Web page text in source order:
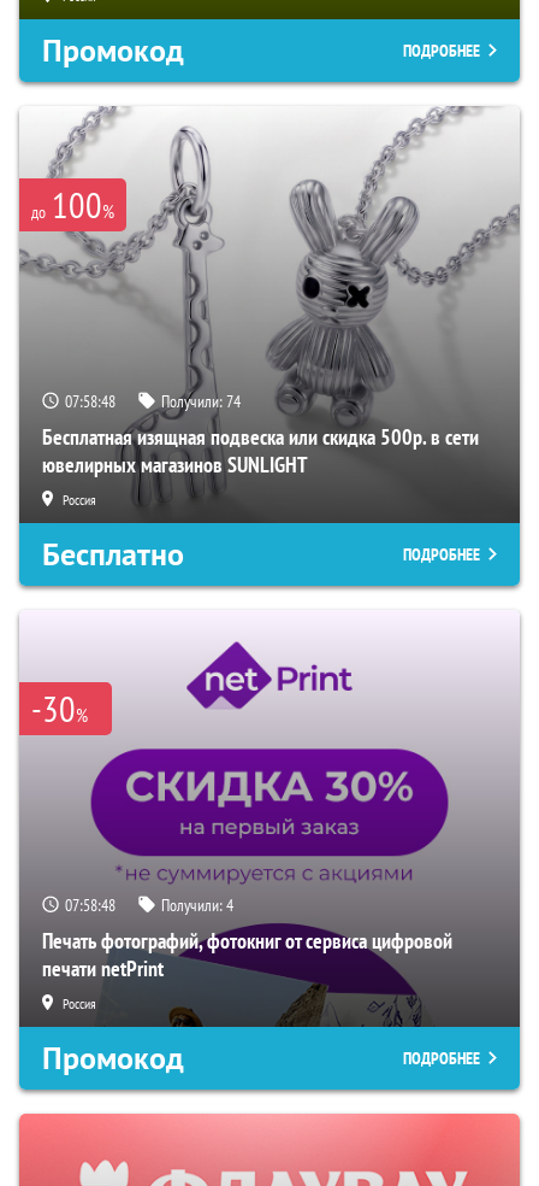
Промокод ПОДРОБНЕЕ
до 100%
07:58:47 Получили:74
Бесплатная изящная подвеска или скидка 500р. в сети
ювелирных магазинов SUNLIGHT
Россия
Бесплатно ПОДРОБНЕЕ
-30%
07:58:47 Получили:4
Печать фотографий, фотокниг от сервиса цифровой
печати netPrint
Россия
Промокод ПОДРОБНЕЕ